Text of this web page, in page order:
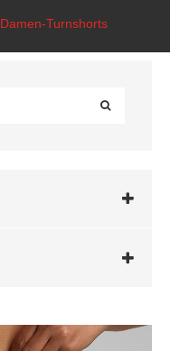
Damen-Turnshorts